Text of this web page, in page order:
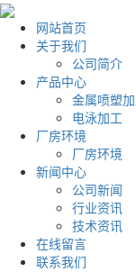
网站首页
关于我们
公司简介
产品中心
金属喷塑
电泳加工
厂房环境
厂房环境
新闻中心
公司新闻
行业资讯
技术资讯
在线留言
联系我们